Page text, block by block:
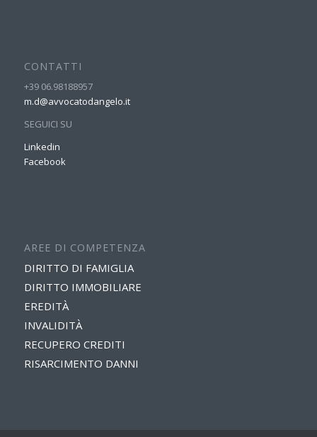
CONTATTI
+39 06.98188957
m.d@avvocatodangelo.it
SEGUICI SU
Linkedin
Facebook
AREE DI COMPETENZA
DIRITTO DI FAMIGLIA
DIRITTO IMMOBILIARE
EREDITÀ
INVALIDITÀ
RECUPERO CREDITI
RISARCIMENTO DANNI